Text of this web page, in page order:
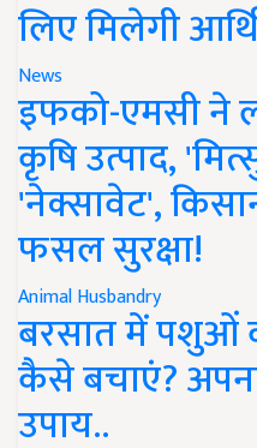
लिए मिलेगी
News
इफको-एमसी ने
कृषि उत्पाद,
'नेक्सावेट',
फसल सुरक्षा!
Animal Husbandry
बरसात में पशुओं
कैसे बचाएं?
उपाय..